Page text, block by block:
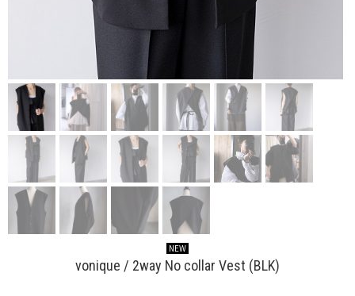
NEW
vonique / 2way No collar Vest (BLK)